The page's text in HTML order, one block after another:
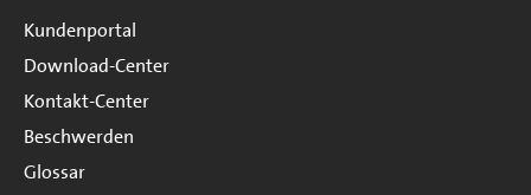
Kundenportal
Download-Center
Kontakt-Center
Beschwerden
Glossar